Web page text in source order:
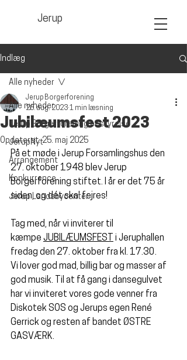
Jerup
Indlæg
Alle nyheder
Jerup Borgerforening bestyrelse
JerupNyt
Arrangement
Konkurrence
Jerup Landsbycenter
Alle nyheder
Jubilæumsfest 2023
Jerup Borgerforening
23. aug. 2023 1 min læsning
Opdateret:25. maj 2025
På et møde i Jerup Forsamlingshus den
27. oktober 1948 blev Jerup
Borgerforening stiftet. I år er det 75 år
siden, og dét skal fejres!
Tag med, når vi inviterer til
kæmpe JUBILÆUMSFEST
i Jeruphallen
fredag den 27. oktober fra kl. 17.30.
Vi lover god mad, billig bar og masser af
god musik. Til at få gang i dansegulvet
har vi inviteret vores gode venner fra
Diskotek SOS og Jerups egen René
Gerrick og resten af bandet ØSTRE
GASVÆRK.